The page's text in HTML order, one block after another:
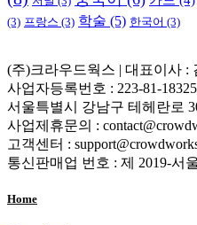
(3) 프랑스 (3) 학술 (5) 한국어 (3)
(주)크라우드웍스 | 대표이사 :
사업자등록번호 : 223-81-18325
서울특별시 강남구 테헤란로
사업제휴문의 :
고객센터 :
통신판매업 번호 : 제 2019-서
Home